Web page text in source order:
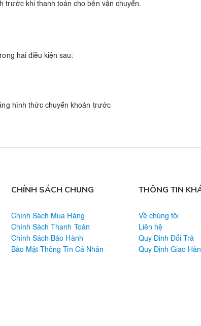
trước khi thanh toán cho bên vận chuyển.
hai điều kiện sau:
hình thức chuyển khoản trước
CHÍNH SÁCH CHUNG
Chính Sách Mua Hàng
Chính Sách Thanh Toán
Chính Sách Bảo Hành
Bảo Mật Thông Tin Cá Nhân
THÔNG TIN
Về chúng tôi
Liên hệ
Quy Định Đổi Trả
Quy Định Giao